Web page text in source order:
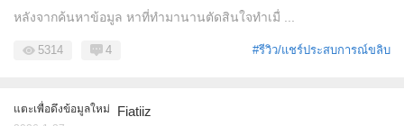
หลังจากค้นหาข้อมูล หาที่ทำมานานตัดสินใจทำเมื่ ...
#รีวิว/แชร์ประสบการณ์ขลิบ
5314 4
แตะเพื่อดึงข้อมูลใหม่ Fiatiiz